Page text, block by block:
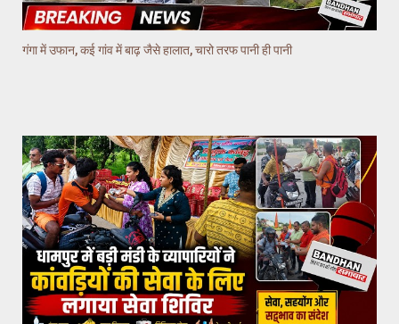
गंगा में उफान, कई गांव में बाढ़ जैसे हालात, चारो तरफ पानी ही पानी